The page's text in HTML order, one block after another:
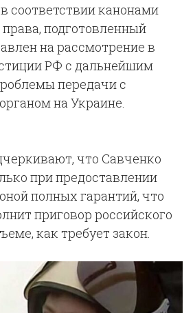
соответствии канонами
подготовленный
на рассмотрение в
РФ с дальнейшим
передачи с
на Украине.
что Савченко
при предоставлении
полных гарантий, что
приговор российского
как требует закон.